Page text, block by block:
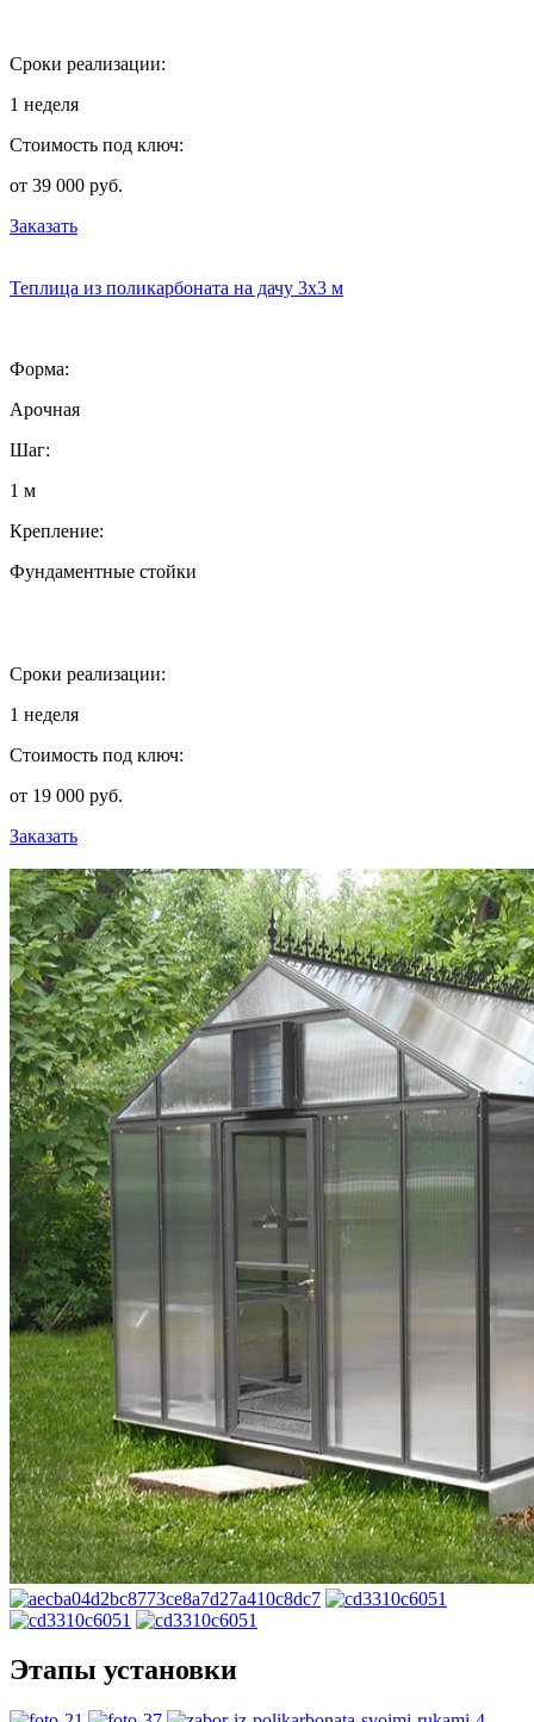
Сроки реализации:
1 неделя
Стоимость под ключ:
от 39 000 руб.
Заказать
Теплица из поликарбоната на дачу 3х3 м
Форма:
Арочная
Шаг:
1 м
Крепление:
Фундаментные стойки
Сроки реализации:
1 неделя
Стоимость под ключ:
от 19 000 руб.
Заказать
Этапы установки